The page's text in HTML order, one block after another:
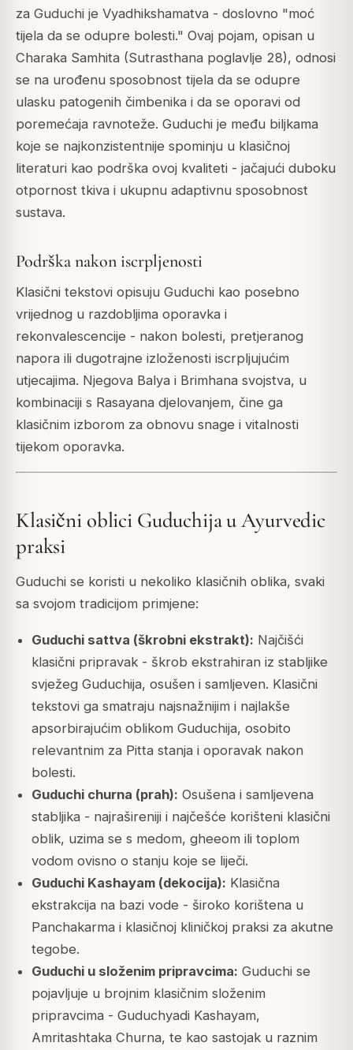
za Guduchi je Vyadhikshamatva - doslovno "moć
tijela da se odupre bolesti." Ovaj pojam, opisan u
Charaka Samhita (Sutrasthana poglavlje 28), odnosi
se na urođenu sposobnost tijela da se odupre
ulasku patogenih čimbenika i da se oporavi od
poremećaja ravnoteže. Guduchi je među biljkama
koje se najkonzistentnije spominju u klasičnoj
literaturi kao podrška ovoj kvaliteti - jačajući duboku
otpornost tkiva i ukupnu adaptivnu sposobnost
sustava.
Podrška nakon iscrpljenosti
Klasični tekstovi opisuju Guduchi kao posebno
vrijednog u razdobljima oporavka i
rekonvalescencije - nakon bolesti, pretjeranog
napora ili dugotrajne izloženosti iscrpljujućim
utjecajima. Njegova Balya i Brimhana svojstva, u
kombinaciji s Rasayana djelovanjem, čine ga
klasičnim izborom za obnovu snage i vitalnosti
tijekom oporavka.
Klasični oblici Guduchija u Ayurvedic
praksi
Guduchi se koristi u nekoliko klasičnih oblika, svaki
sa svojom tradicijom primjene:
Guduchi sattva (škrobni ekstrakt): Najčišći
klasični pripravak - škrob ekstrahiran iz stabljike
svježeg Guduchija, osušen i samljeven. Klasični
tekstovi ga smatraju najsnažnijim i najlakše
apsorbirajućim oblikom Guduchija, osobito
relevantnim za Pitta stanja i oporavak nakon
bolesti.
Guduchi churna (prah): Osušena i samljevena
stabljika - najrašireniji i najčešće korišteni klasični
oblik, uzima se s medom, gheeom ili toplom
vodom ovisno o stanju koje se liječi.
Guduchi Kashayam (dekocija): Klasična
ekstrakcija na bazi vode - široko korištena u
Panchakarma i klasičnoj kliničkoj praksi za akutne
tegobe.
Guduchi u složenim pripravcima: Guduchi se
pojavljuje u brojnim klasičnim složenim
pripravcima - Guduchyadi Kashayam,
Amritashtaka Churna, te kao sastojak u raznim